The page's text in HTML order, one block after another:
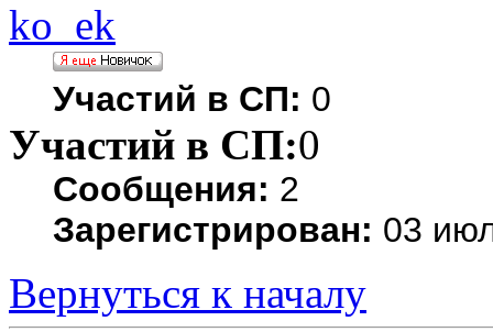
ko_ek
Участий в СП: 0
Участий в СП:0
Сообщения: 2
Зарегистрирован: 03
Вернуться к началу